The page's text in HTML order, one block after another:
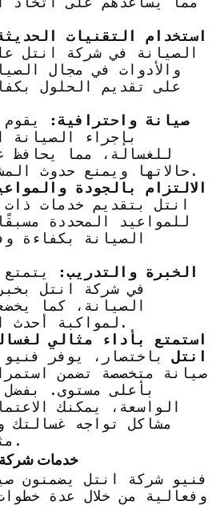
2. استخدام التقنيات
الصيانة في شركة انتل
والأدوات في مجال
على تقديم الحلول
3. صيانة واحترافية:
بإجراء الصيانة
للغسالة، مما يحافظ
حالاتها ويمنع حدوث المشاكل في المستقبل.
4. الالتزام بالجودة
انتل بتقديم خدمات
للمواعيد المحددة
الصيانة بكفاءة
5. الخبرة والتدريب:
في شركة انتل
الصيانة، كما
لمواكبة أحدث التطورات التقنية.
استمتع بأداء مثالي
انتلباختصار، يوفر
صيانة متخصصة تضمن
بأعلى مستوى.
الواسعة، يمكنك
مشاكل تواجه غسالتك
مثالي لفترة طويلة.
خدمات شركة
فنيو شركة انتل يضمنون
وفعالية من خلال عدة